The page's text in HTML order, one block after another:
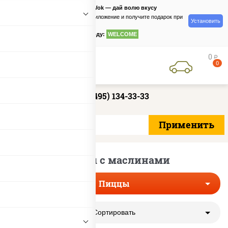
PizzaSushiWok — дай волю вкусу
Скачайте приложение и получите подарок при
по промокоду: WELCOME
Установить
0 руб
0
+7 (495) 134-33-33
Пиццы с маслинами
Пиццы
Сортировать